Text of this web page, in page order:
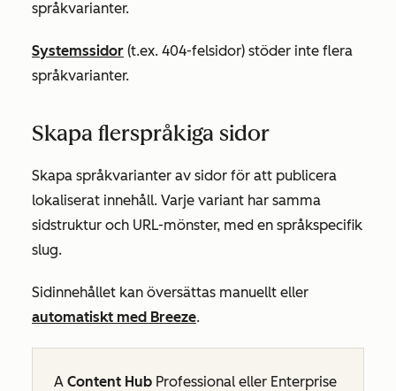
språkvarianter.
Systemssidor (t.ex. 404-felsidor) stöder inte flera
språkvarianter.
Skapa flerspråkiga sidor
Skapa språkvarianter av sidor för att publicera
lokaliserat innehåll. Varje variant har samma
sidstruktur och URL-mönster, med en språkspecifik
slug.
Sidinnehållet kan översättas manuellt eller
automatiskt med Breeze.
A Content Hub Professional eller Enterprise